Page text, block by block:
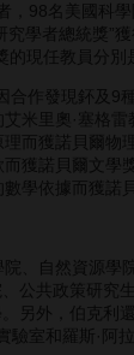
，98名美國科
學者總統獎”
現任教員分別
作發現鈈及9
米里奧·塞格雷
而獲諾貝爾物
獲諾貝爾文學獎
學依據而獲諾
自然資源學
公共政策研究
另外，伯克利
室和羅斯·阿